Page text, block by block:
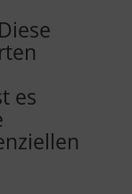
es